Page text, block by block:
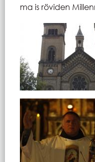
ma is röviden